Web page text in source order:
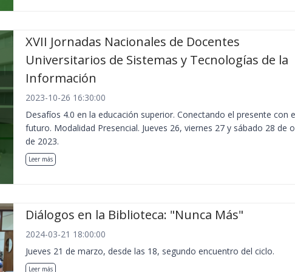
XVII Jornadas Nacionales de Docentes
Universitarios de Sistemas y Tecnologías de la
Información
2023-10-26 16:30:00
Desafíos 4.0 en la educación superior. Conectando el presente con
futuro. Modalidad Presencial. Jueves 26, viernes 27 y sábado 28 de
de 2023.
Leer más
Diálogos en la Biblioteca: "Nunca Más"
2024-03-21 18:00:00
Jueves 21 de marzo, desde las 18, segundo encuentro del ciclo.
Leer más